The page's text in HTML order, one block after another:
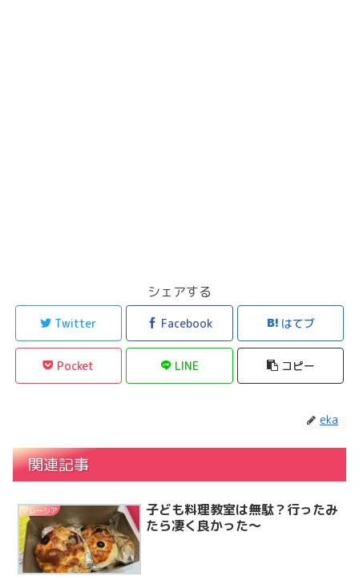
シェアする
Twitter Facebook はてブ
Pocket LINE コピー
eka
関連記事
マレーシア
子ども料理教室は無駄？行ったみ
たら凄く良かった〜